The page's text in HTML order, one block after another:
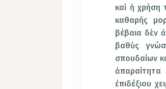
καὶ ἡ χρήση
καθαρῆς
βέβαια δὲν
βαθὺς
σπουδαίων
ἀπαραίτητα
ἐπιδέξιου